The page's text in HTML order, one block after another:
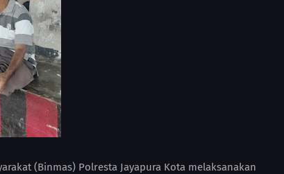
(Binmas) Polresta Jayapura Kota melaksanakan